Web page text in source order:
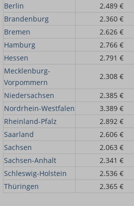
Berlin
2.489 €
Brandenburg
2.360 €
Bremen
2.626 €
Hamburg
2.766 €
Hessen
2.791 €
Mecklenburg-
Vorpommern
2.308 €
Niedersachsen
2.385 €
Nordrhein-Westfalen
3.389 €
Rheinland-Pfalz
2.892 €
Saarland
2.606 €
Sachsen
2.063 €
Sachsen-Anhalt
2.341 €
Schleswig-Holstein
2.536 €
Thüringen
2.365 €